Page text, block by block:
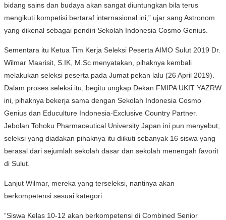
bidang sains dan budaya akan sangat diuntungkan bila terus
mengikuti kompetisi bertaraf internasional ini,” ujar sang Astronom
yang dikenal sebagai pendiri Sekolah Indonesia Cosmo Genius.
Sementara itu Ketua Tim Kerja Seleksi Peserta AIMO Sulut 2019 Dr.
Wilmar Maarisit, S.IK, M.Sc menyatakan, pihaknya kembali
melakukan seleksi peserta pada Jumat pekan lalu (26 April 2019).
Dalam proses seleksi itu, begitu ungkap Dekan FMIPA UKIT YAZRW
ini, pihaknya bekerja sama dengan Sekolah Indonesia Cosmo
Genius dan Educulture Indonesia-Exclusive Country Partner.
Jebolan Tohoku Pharmaceutical University Japan ini pun menyebut,
seleksi yang diadakan pihaknya itu diikuti sebanyak 16 siswa yang
berasal dari sejumlah sekolah dasar dan sekolah menengah favorit
di Sulut.
Lanjut Wilmar, mereka yang terseleksi, nantinya akan
berkompetensi sesuai kategori.
“Siswa Kelas 10-12 akan berkompetensi di Combined Senior